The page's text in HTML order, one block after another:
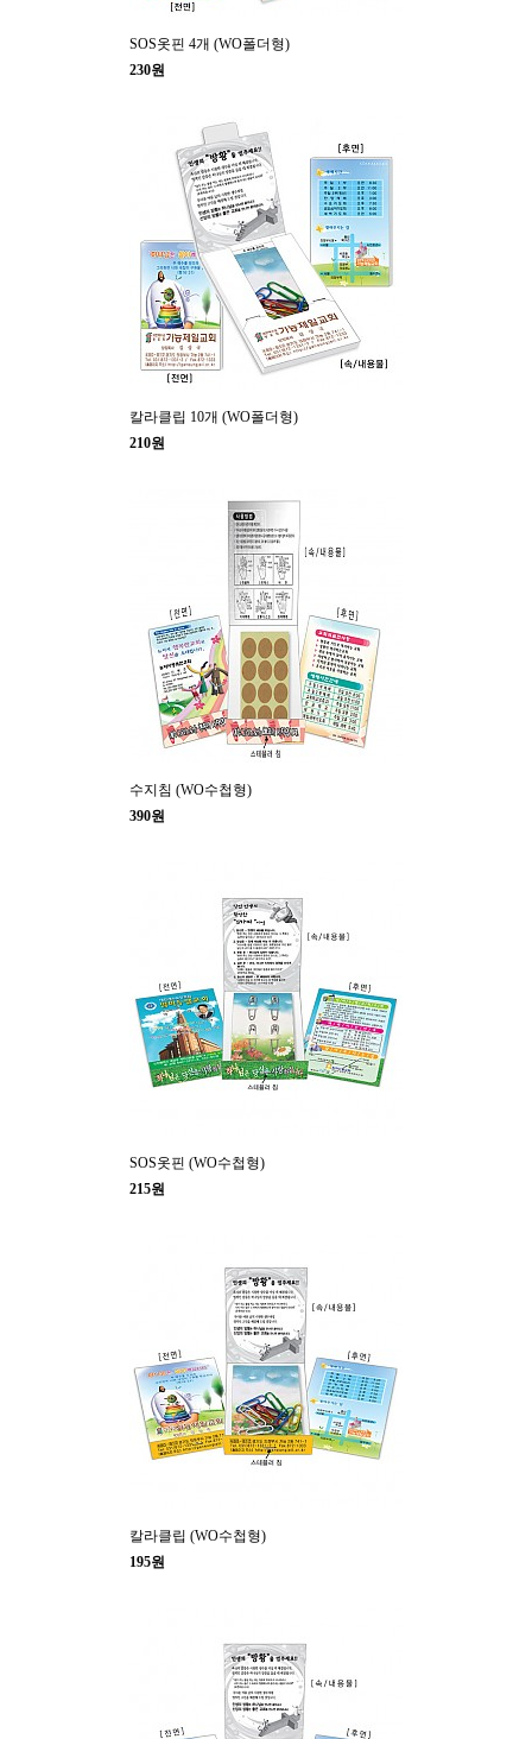
SOS옷핀 4개 (WO폴더형)
230원
칼라클립 10개 (WO폴더형)
210원
수지침 (WO수첩형)
390원
SOS옷핀 (WO수첩형)
215원
칼라클립 (WO수첩형)
195원